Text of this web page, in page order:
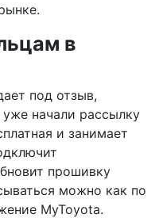
в
под отзыв,
начали рассылку
и занимает
прошивку
можно как по
MyToyota.